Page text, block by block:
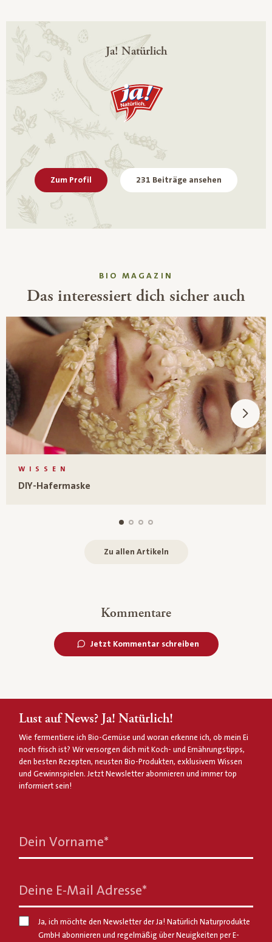
Ja! Natürlich
Zum Profil 231 Beiträge ansehen
BIO MAGAZIN
Das interessiert dich sicher auch
WISSEN
DIY-Hafermaske
Zu allen Artikeln
Kommentare
Jetzt Kommentar schreiben
Lust auf News? Ja! Natürlich!
Wie fermentiere ich Bio-Gemüse und woran erkenne ich, ob mein Ei
noch frisch ist? Wir versorgen dich mit Koch- und Ernährungstipps,
den besten Rezepten, neusten Bio-Produkten, exklusivem Wissen
und Gewinnspielen. Jetzt Newsletter abonnieren und immer top
informiert sein!
Dein Vorname*
Deine E-Mail Adresse*
Ja, ich möchte den Newsletter der Ja! Natürlich Naturprodukte
GmbH abonnieren und regelmäßig über Neuigkeiten per E-